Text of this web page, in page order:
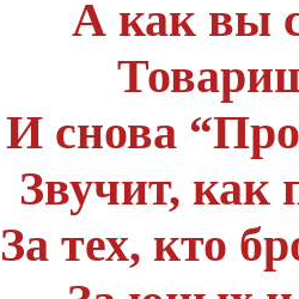
А как вы
И снова
Звучит, как
За тех, кто